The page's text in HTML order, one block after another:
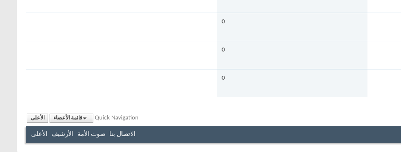
0
0
0
Quick Navigation قائمة الأعضاء الأعلى
الاتصال بنا صوت الأمة الأرشيف الأعلى